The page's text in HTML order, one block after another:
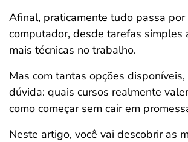
Afinal, praticamente tudo passa por
computador, desde tarefas simples
mais técnicas no trabalho.
Mas com tantas opções
dúvida: quais cursos realmente
como começar sem cair em
Neste artigo, você vai descobrir as